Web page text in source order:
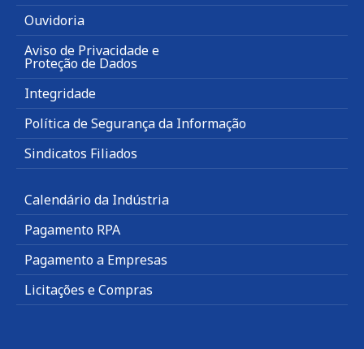
Ouvidoria
Aviso de Privacidade e
Proteção de Dados
Integridade
Política de Segurança da Informação
Sindicatos Filiados
Calendário da Indústria
Pagamento RPA
Pagamento a Empresas
Licitações e Compras